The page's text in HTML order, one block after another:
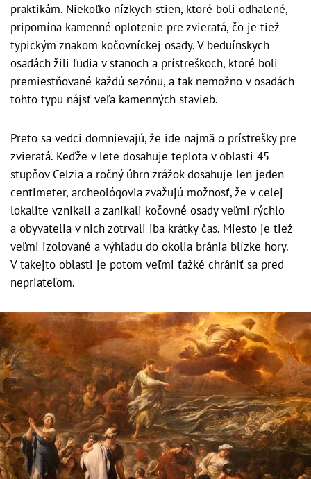
praktikám. Niekoľko nízkych stien, ktoré boli odhalené,
pripomína kamenné oplotenie pre zvieratá, čo je tiež
typickým znakom kočovníckej osady. V beduínskych
osadách žili ľudia v stanoch a prístreškoch, ktoré boli
premiestňované každú sezónu, a tak nemožno v osadách
tohto typu nájsť veľa kamenných stavieb.
Preto sa vedci domnievajú, že ide najmä o prístrešky pre
zvieratá. Keďže v lete dosahuje teplota v oblasti 45
stupňov Celzia a ročný úhrn zrážok dosahuje len jeden
centimeter, archeológovia zvažujú možnosť, že v celej
lokalite vznikali a zanikali kočovné osady veľmi rýchlo
a obyvatelia v nich zotrvali iba krátky čas. Miesto je tiež
veľmi izolované a výhľadu do okolia bránia blízke hory.
V takejto oblasti je potom veľmi ťažké chrániť sa pred
nepriateľom.